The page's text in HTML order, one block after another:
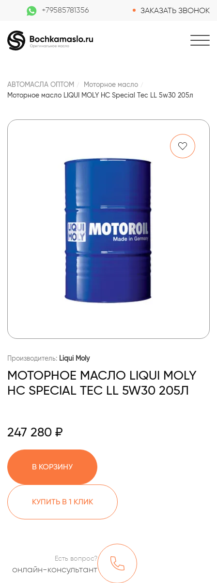
+79585781356 ЗАКАЗАТЬ ЗВОНОК
АВТОМАСЛА ОПТОМ
Моторное масло
Моторное масло LIQUI MOLY НС Special Tec LL 5w30 205л
Производитель: Liqui Moly
МОТОРНОЕ МАСЛО LIQUI MOLY
НС SPECIAL TEC LL 5W30 205Л
247 280 ₽
В КОРЗИНУ
КУПИТЬ В 1 КЛИК
Есть вопрос?
онлайн-консультант